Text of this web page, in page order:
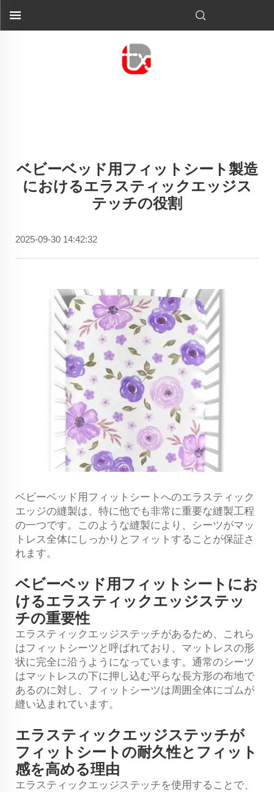
ベビーベッド用フィットシート製造
におけるエラスティックエッジス
テッチの役割
2025-09-30 14:42:32
ベビーベッド用フィットシートへのエラスティック
エッジの縫製は、特に他でも非常に重要な縫製工程
の一つです。このような縫製により、シーツがマッ
トレス全体にしっかりとフィットすることが保証さ
れます。
ベビーベッド用フィットシートにお
けるエラスティックエッジステッ
チの重要性
エラスティックエッジステッチがあるため、これら
はフィットシーツと呼ばれており、マットレスの形
状に完全に沿うようになっています。通常のシーツ
はマットレスの下に押し込む平らな長方形の布地で
あるのに対し、フィットシーツは周囲全体にゴムが
縫い込まれています。
エラスティックエッジステッチが
フィットシートの耐久性とフィット
感を高める理由
エラスティックエッジステッチを使用することで、